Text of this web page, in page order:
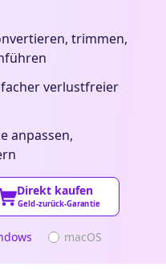
trimmen,
verlustfreier
anpassen,
Direkt kaufen
Geld-zurück-Garantie
macOS